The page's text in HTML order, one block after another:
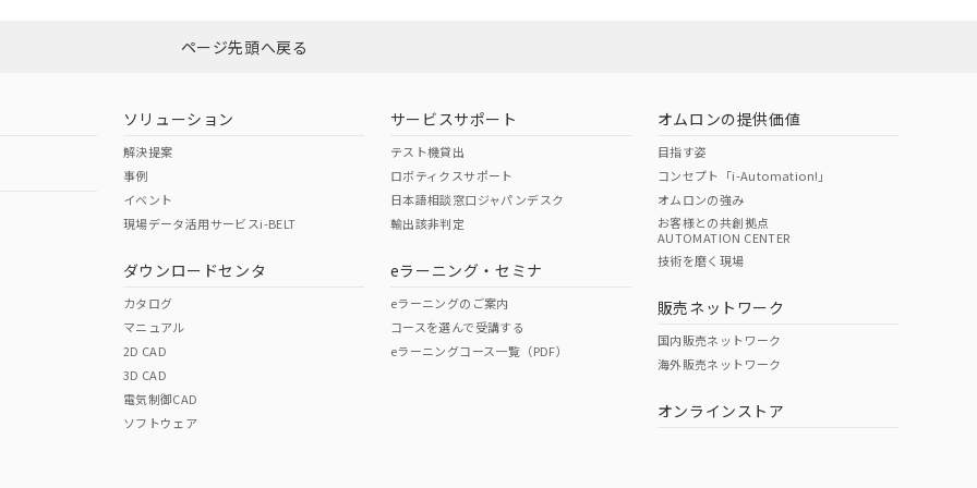
（日本
（アメリカ
この製品の規格認証/適合状況ページへ
その他の認証はこちらのページからご検索ください
ページ先頭へ戻る
ソリューション
解決提案
事例
イベント
現場データ活用サービスi-BELT
ダウンロードセンタ
カタログ
マニュアル
2D CAD
3D CAD
電気制御CAD
ソフトウェア
サービスサポート
テスト機貸出
ロボティクスサポート
日本語相談窓口ジャパンデスク
輸出該非判定
eラーニング・セミナ
eラーニングのご案内
コースを選んで受講する
eラーニングコース一覧（PDF）
オムロンの提供価値
目指す姿
コンセプト「i-Automation!」
オムロンの強み
お客様との共創拠点
AUTOMATION CENTER
技術を磨く現場
販売ネットワーク
国内販売ネットワーク
海外販売ネットワーク
オンラインストア